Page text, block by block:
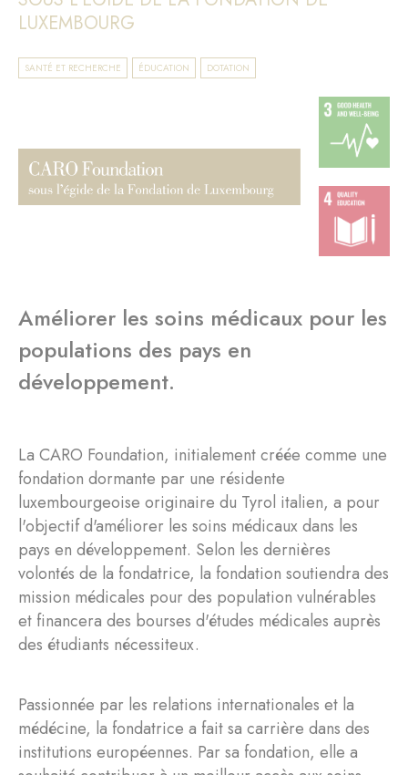
LUXEMBOURG
SANTÉ ET RECHERCHE ÉDUCATION DOTATION
Améliorer les soins médicaux pour les
populations des pays en
développement.
La CARO Foundation, initialement créée comme une
fondation dormante par une résidente
luxembourgeoise originaire du Tyrol italien, a pour
l'objectif d'améliorer les soins médicaux dans les
pays en développement. Selon les dernières
volontés de la fondatrice, la fondation soutiendra des
mission médicales pour des population vulnérables
et financera des bourses d'études médicales auprès
des étudiants nécessiteux.
Passionnée par les relations internationales et la
médécine, la fondatrice a fait sa carrière dans des
institutions européennes. Par sa fondation, elle a